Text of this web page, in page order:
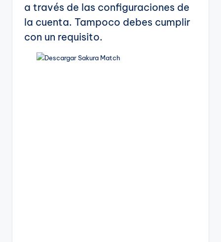
a través de las configuraciones de
la cuenta. Tampoco debes cumplir
con un requisito.